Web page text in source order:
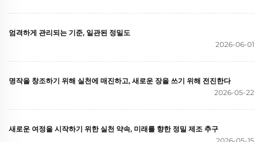
엄격하게 관리되는 기준, 일관된 정밀도
2026-06-01
명작을 창조하기 위해 실천에 매진하고, 새로운 장을 쓰기 위해 전진한다
2026-05-22
새로운 여정을 시작하기 위한 실천 약속, 미래를 향한 정밀 제조 추구